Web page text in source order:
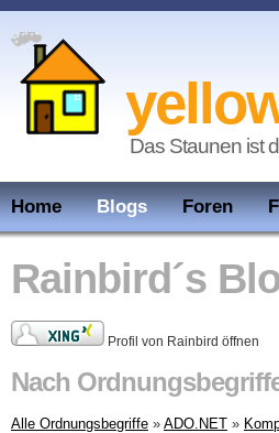
Das Staunen ist
Home Blogs Foren
Rainbird´s
Profil von Rainbird öffnen
Nach
Alle Ordnungsbegriffe » ADO.NET »